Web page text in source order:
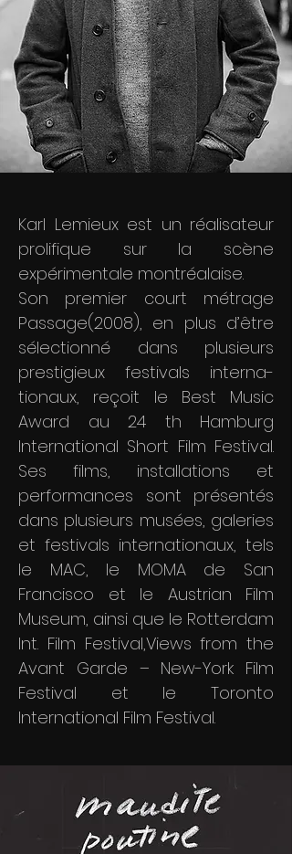
Karl Lemieux est un réalisateur
prolifique sur la scène
expérimentale montréalaise.
Son premier court métrage
Passage(2008), en plus d’être
sélectionné dans plusieurs
prestigieux festivals interna-
tionaux, reçoit le Best Music
Award au 24 th Hamburg
International Short Film Festival.
Ses films, installations et
performances sont présentés
dans plusieurs musées, galeries
et festivals internationaux, tels
le MAC, le MOMA de San
Francisco et le Austrian Film
Museum, ainsi que le Rotterdam
Int. Film Festival,Views from the
Avant Garde – New-York Film
Festival et le Toronto
International Film Festival.